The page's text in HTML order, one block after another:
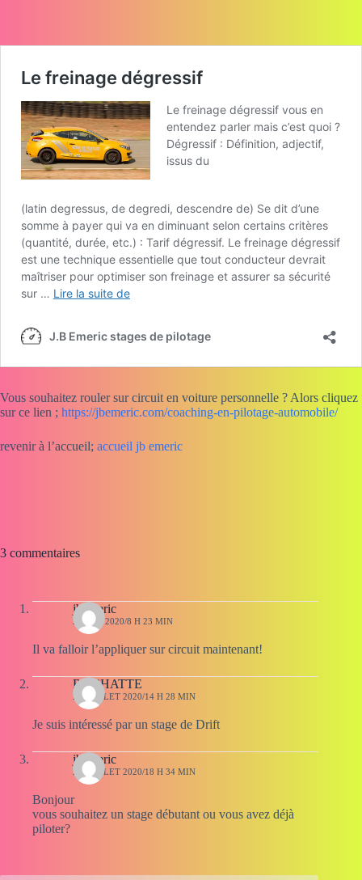
Vous souhaitez rouler sur circuit en voiture personnelle ? Alors cliquez
sur ce lien ; https://jbemeric.com/coaching-en-pilotage-automobile/
revenir à l’accueil; accueil jb emeric
3 commentaires
jbemeric
20 MAI 2020/8 H 23 MIN
Il va falloir l’appliquer sur circuit maintenant!
ROCHATTE
24 JUILLET 2020/14 H 28 MIN
Je suis intéressé par un stage de Drift
jbemeric
24 JUILLET 2020/18 H 34 MIN
Bonjour
vous souhaitez un stage débutant ou vous avez déjà
piloter?